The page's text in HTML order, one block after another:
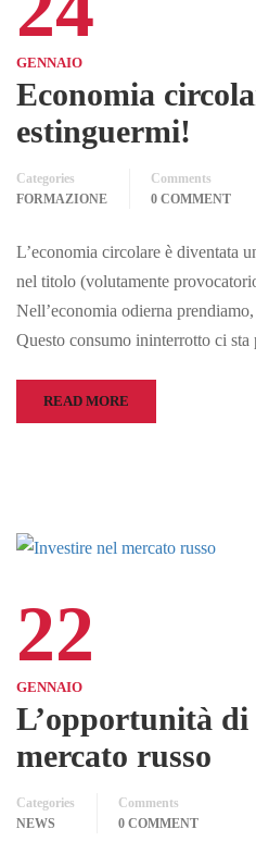
GENNAIO
Economia
estinguermi!
Categories
FORMAZIONE
Comments
0 COMMENT
L’economia circolare è diventata
nel titolo (volutamente
Nell’economia odierna
Questo consumo ininterrotto ci
READ MORE
22
GENNAIO
L’opportunità di
mercato russo
Categories
NEWS
Comments
0 COMMENT